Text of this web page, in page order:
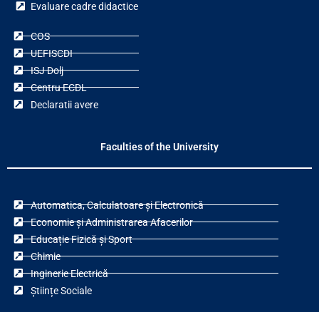
Evaluare cadre didactice
COS
UEFISCDI
ISJ Dolj
Centru ECDL
Declaratii avere
Faculties of the University
Automatica, Calculatoare și Electronică
Economie și Administrarea Afacerilor
Educație Fizică și Sport
Chimie
Inginerie Electrică
Științe Sociale